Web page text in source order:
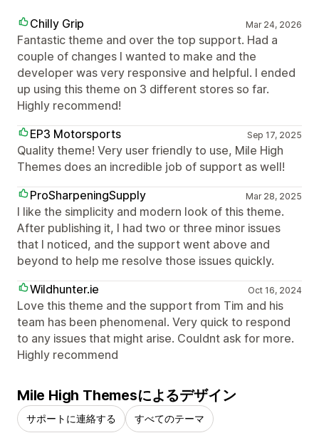
Chilly Grip Mar 24, 2026
Fantastic theme and over the top support. Had a
couple of changes I wanted to make and the
developer was very responsive and helpful. I ended
up using this theme on 3 different stores so far.
Highly recommend!
EP3 Motorsports
Sep 17, 2025
Quality theme! Very user friendly to use, Mile High
Themes does an incredible job of support as well!
ProSharpeningSupply
Mar 28, 2025
I like the simplicity and modern look of this theme.
After publishing it, I had two or three minor issues
that I noticed, and the support went above and
beyond to help me resolve those issues quickly.
Wildhunter.ie
Oct 16, 2024
Love this theme and the support from Tim and his
team has been phenomenal. Very quick to respond
to any issues that might arise. Couldnt ask for more.
Highly recommend
Mile High Themesによるデザイン
サポートに連絡する すべてのテーマ